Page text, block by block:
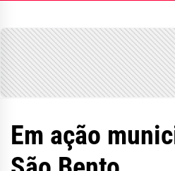
Em ação